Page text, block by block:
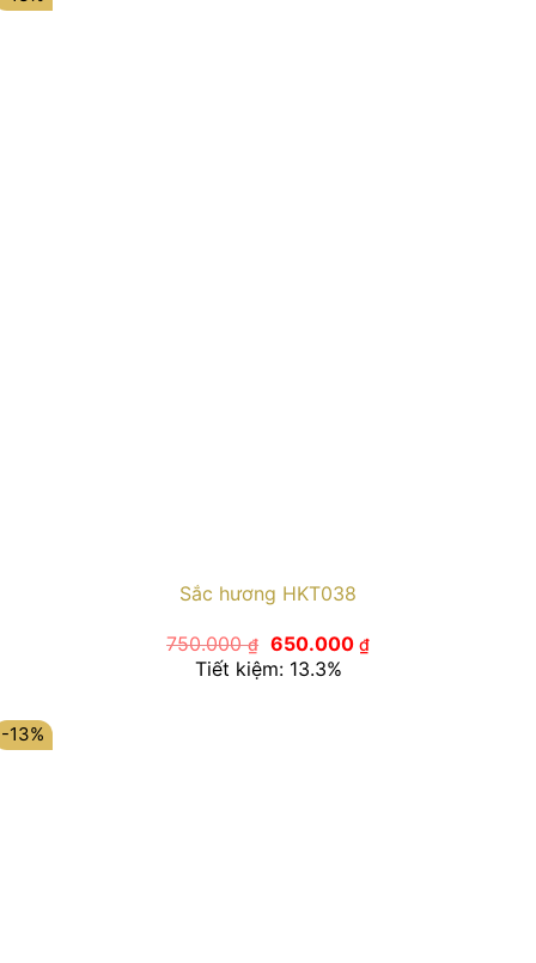
Sắc hương HKT038
750.000₫ Giá
gốc
là:
650.000 ₫Giá
hiện
Tiết kiệm: 13.3%
-13%